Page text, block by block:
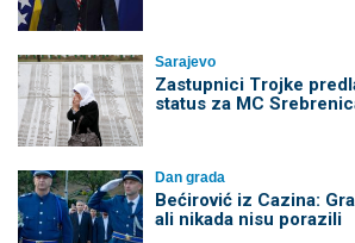
Sarajevo
Zastupnici Trojke
status za MC
Dan grada
Bećirović iz Cazina:
ali nikada nisu porazili